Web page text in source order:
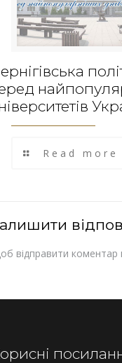
Read more
відправити коментар